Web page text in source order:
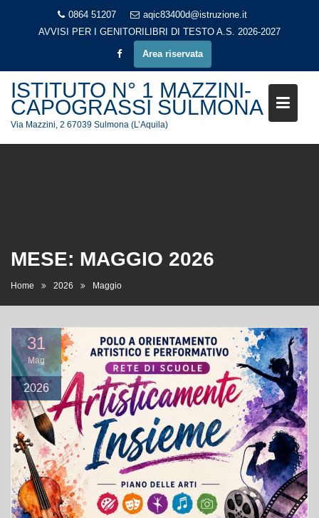
0864 51207
aqic83400d@istruzione.it
AVVISI PER I GENITORI LIBRI DI TESTO A.S. 2026-2027
Area riservata
ISTITUTO N° 1 MAZZINI-
CAPOGRASSI SULMONA
Via Mazzini, 2 67039 Sulmona (L’Aquila)
MESE: MAGGIO 2026
Home 2026 Maggio
31
Mag
2026